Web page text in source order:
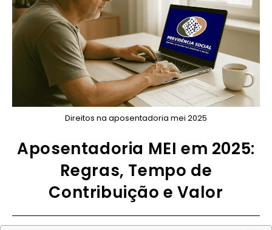
Direitos na aposentadoria mei 2025
Aposentadoria MEI em 2025:
Regras, Tempo de
Contribuição e Valor